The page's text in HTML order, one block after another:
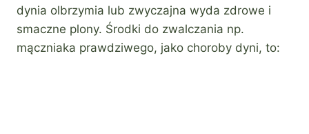
dynia olbrzymia lub zwyczajna wyda zdrowe i
smaczne plony. Środki do zwalczania np.
mączniaka prawdziwego, jako choroby dyni, to: